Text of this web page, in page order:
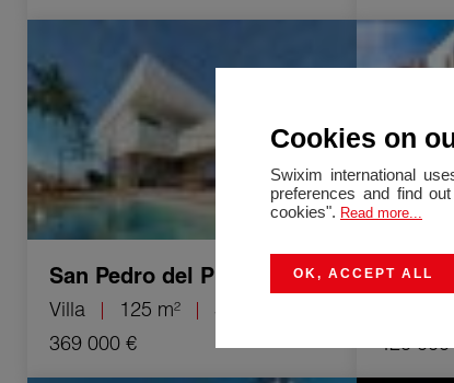
5 Quartos 125 m²
San Pedro del Pinatar
Villa 125 m²
5 Quartos
369 000 €
Venda Villa
420 000
Cookies on
Swixim international
preferences and find
cookies". Read more...
OK, ACCEPT ALL